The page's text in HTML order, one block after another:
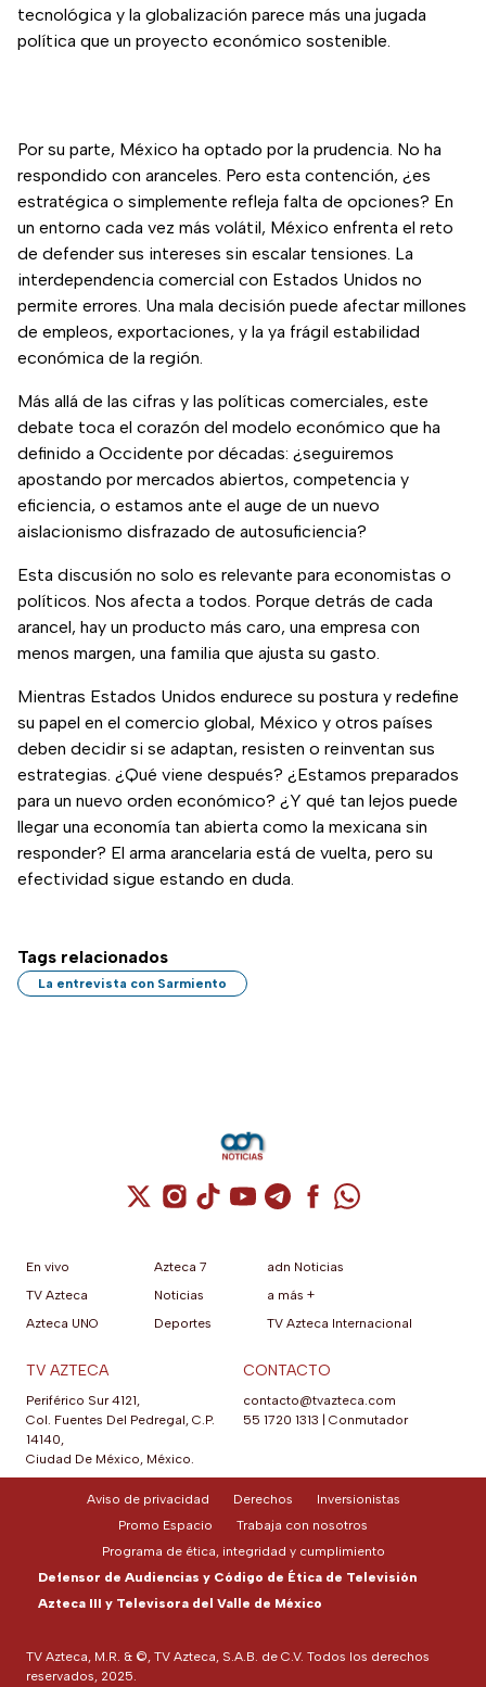
tecnológica y la globalización parece más una jugada
política que un proyecto económico sostenible.
Por su parte, México ha optado por la prudencia. No ha
respondido con aranceles. Pero esta contención, ¿es
estratégica o simplemente refleja falta de opciones? En
un entorno cada vez más volátil, México enfrenta el reto
de defender sus intereses sin escalar tensiones. La
interdependencia comercial con Estados Unidos no
permite errores. Una mala decisión puede afectar millones
de empleos, exportaciones, y la ya frágil estabilidad
económica de la región.
Más allá de las cifras y las políticas comerciales, este
debate toca el corazón del modelo económico que ha
definido a Occidente por décadas: ¿seguiremos
apostando por mercados abiertos, competencia y
eficiencia, o estamos ante el auge de un nuevo
aislacionismo disfrazado de autosuficiencia?
Esta discusión no solo es relevante para economistas o
políticos. Nos afecta a todos. Porque detrás de cada
arancel, hay un producto más caro, una empresa con
menos margen, una familia que ajusta su gasto.
Mientras Estados Unidos endurece su postura y redefine
su papel en el comercio global, México y otros países
deben decidir si se adaptan, resisten o reinventan sus
estrategias. ¿Qué viene después? ¿Estamos preparados
para un nuevo orden económico? ¿Y qué tan lejos puede
llegar una economía tan abierta como la mexicana sin
responder? El arma arancelaria está de vuelta, pero su
efectividad sigue estando en duda.
Tags relacionados
La entrevista con Sarmiento
Cuenta de X / Twitter (se abre en una
Cuenta de Instagram (se abre en una
Cuenta de TikTok (se abre en
Cuenta de YouTube (se abre
Cuenta de Telegram (se
Cuenta de
Cuenta de
En vivo
TV Azteca
Azteca UNO
Azteca 7
Noticias
Deportes
adn Noticias
a más +
TV Azteca Internacional
TV AZTECA
Periférico Sur 4121,
Col. Fuentes Del Pedregal, C.P.
14140,
Ciudad De México, México.
CONTACTO
contacto@tvazteca.com
55 1720 1313 | Conmutador
TV Azteca, M.R. & ©, TV Azteca, S.A.B. de C.V. Todos los derechos
reservados, 2025.
Aviso de privacidad Derechos
Inversionistas
Promo Espacio
Trabaja con nosotros
Programa de ética, integridad y cumplimiento
Defensor de Audiencias y Código de Ética de Televisión
Azteca III y Televisora del Valle de México